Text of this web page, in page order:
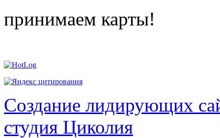
принимаем карты!
Создание лидирующих
студия Циколия